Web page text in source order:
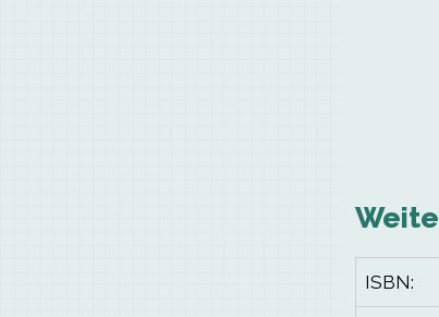
ISBN: